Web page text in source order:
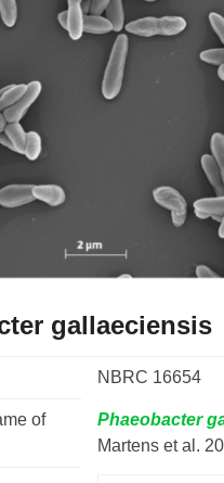
gallaeciensis
NBRC 16654
of
Phaeobacter
Martens et al.